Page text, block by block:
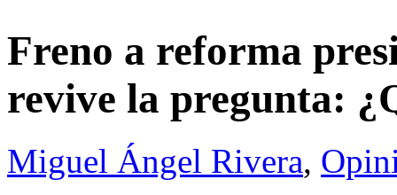
Freno a reforma
revive la pregunta:
Miguel Ángel Rivera,